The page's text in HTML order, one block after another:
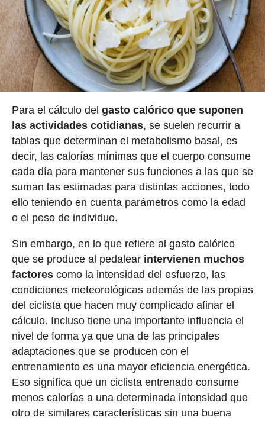
Para el cálculo del gasto calórico que suponen
las actividades cotidianas, se suelen recurrir a
tablas que determinan el metabolismo basal, es
decir, las calorías mínimas que el cuerpo consume
cada día para mantener sus funciones a las que se
suman las estimadas para distintas acciones, todo
ello teniendo en cuenta parámetros como la edad
o el peso de individuo.
Sin embargo, en lo que refiere al gasto calórico
que se produce al pedalear intervienen muchos
factorescomo la intensidad del esfuerzo, las
condiciones meteorológicas además de las propias
del ciclista que hacen muy complicado afinar el
cálculo. Incluso tiene una importante influencia el
nivel de forma ya que una de las principales
adaptaciones que se producen con el
entrenamiento es una mayor eficiencia energética.
Eso significa que un ciclista entrenado consume
menos calorías a una determinada intensidad que
otro de similares características sin una buena